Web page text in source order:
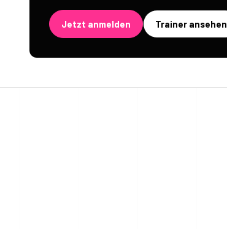
Jetzt anmelden Trainer ansehen